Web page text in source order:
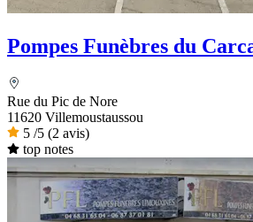
Pompes Funèbres du
Rue du Pic de Nore
11620 Villemoustaussou
5 /5 (2 avis)
top notes